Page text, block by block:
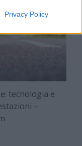
Privacy Policy
tecnologia e
–